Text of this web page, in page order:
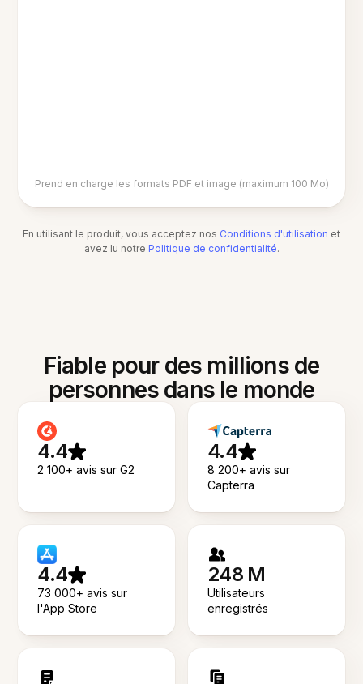
Prend en charge les formats PDF et image (maximum 100 Mo)
En utilisant le produit, vous acceptez nos Conditions d'utilisation et
avez lu notre Politique de confidentialité.
Fiable pour des millions de
personnes dans le monde
4.4
2 100+ avis sur G2
4.4
8 200+ avis sur
Capterra
4.4
73 000+ avis sur
l'App Store
248 M
Utilisateurs
enregistrés